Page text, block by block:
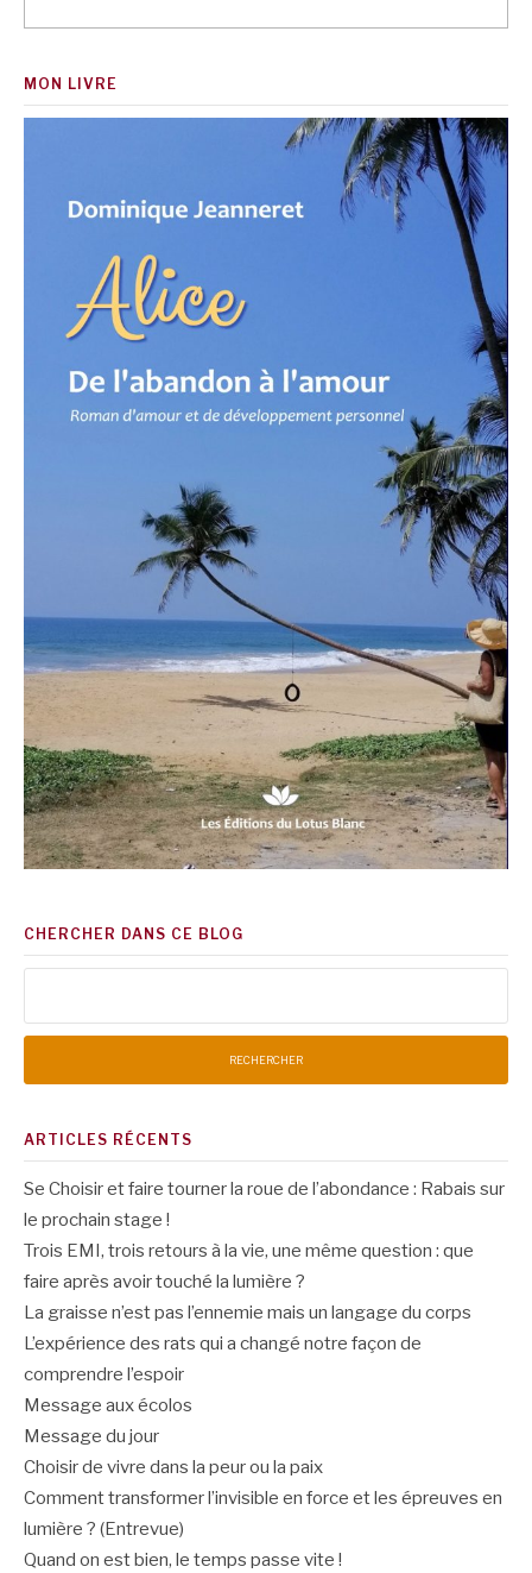
MON LIVRE
CHERCHER DANS CE BLOG
ARTICLES RÉCENTS
Se Choisir et faire tourner la roue de l’abondance : Rabais sur
le prochain stage !
Trois EMI, trois retours à la vie, une même question : que
faire après avoir touché la lumière ?
La graisse n’est pas l’ennemie mais un langage du corps
L’expérience des rats qui a changé notre façon de
comprendre l’espoir
Message aux écolos
Message du jour
Choisir de vivre dans la peur ou la paix
Comment transformer l’invisible en force et les épreuves en
lumière ? (Entrevue)
Quand on est bien, le temps passe vite !